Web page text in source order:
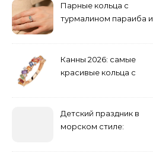
Парные кольца с
турмалином параиба и
Канны 2026: самые
красивые кольца с
Детский праздник в
морском стиле: